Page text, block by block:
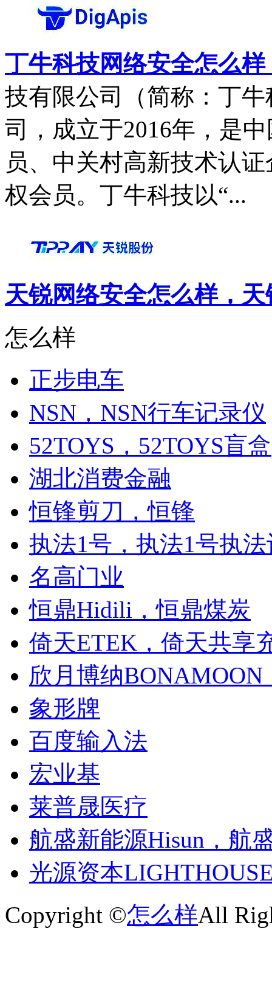
丁牛科技网络安全怎么
技有限公司（简称：丁
司，成立于2016年，是
员、中关村高新技术认
权会员。丁牛科技以“...
天锐网络安全怎么样，
怎么样
正步电车
NSN，NSN行车记录仪
52TOYS，52TOYS盲盒
湖北消费金融
恒锋剪刀，恒锋
执法1号，执法1号执
名高门业
恒鼎Hidili，恒鼎煤炭
倚天ETEK，倚天共享
欣月博纳
象形牌
百度输入法
宏业基
莱普晟医疗
航盛新能源Hisun，航
光源资本
Copyright ©怎么样All